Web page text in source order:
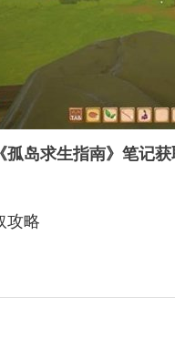
《孤岛求生指南》笔记
攻略